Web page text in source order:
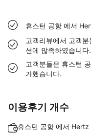
휴스턴 공항 에서
고객리뷰에서 고객
션에 많족하였습니다.
고객분들은 휴스턴
가했습니다.
이용후기 개수
휴스턴 공항 에서